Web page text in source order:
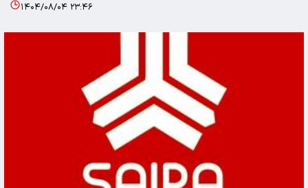
۱۴۰۴/۰۸/۰۴ ۲۳:۴۶